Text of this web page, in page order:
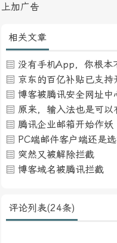
上加广告
相关文章
没有手机App，你根本
京东的百亿补贴已支持
博客被腾讯安全网址中
原来，输入法也是可以
腾讯企业邮箱开始作妖
PC端邮件客户端还是
突然又被解除拦截
博客域名被腾讯拦截
评论列表(24条)